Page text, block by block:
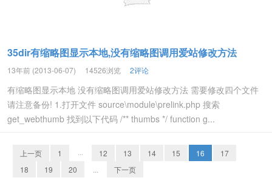
35dir有缩略图显示本地,没有缩略图调用爱站修改方法
13年前 (2013-06-07) 14526浏览 2评论
有缩略图显示本地 没有缩略图调用爱站修改方法 需要修改四个文件
请注意备份! 1.打开文件 source\module\prelink.php 搜索
get_webthumb 找到以下代码 /** thumbs */ function g...
上一页 1 ··· 12 13 14 15 16
17
18
19 20 下一页